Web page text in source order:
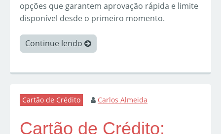
opções que garantem aprovação rápida e limite
disponível desde o primeiro momento.
Continue lendo
Cartão de Crédito Carlos Almeida
Cartão de Crédito: